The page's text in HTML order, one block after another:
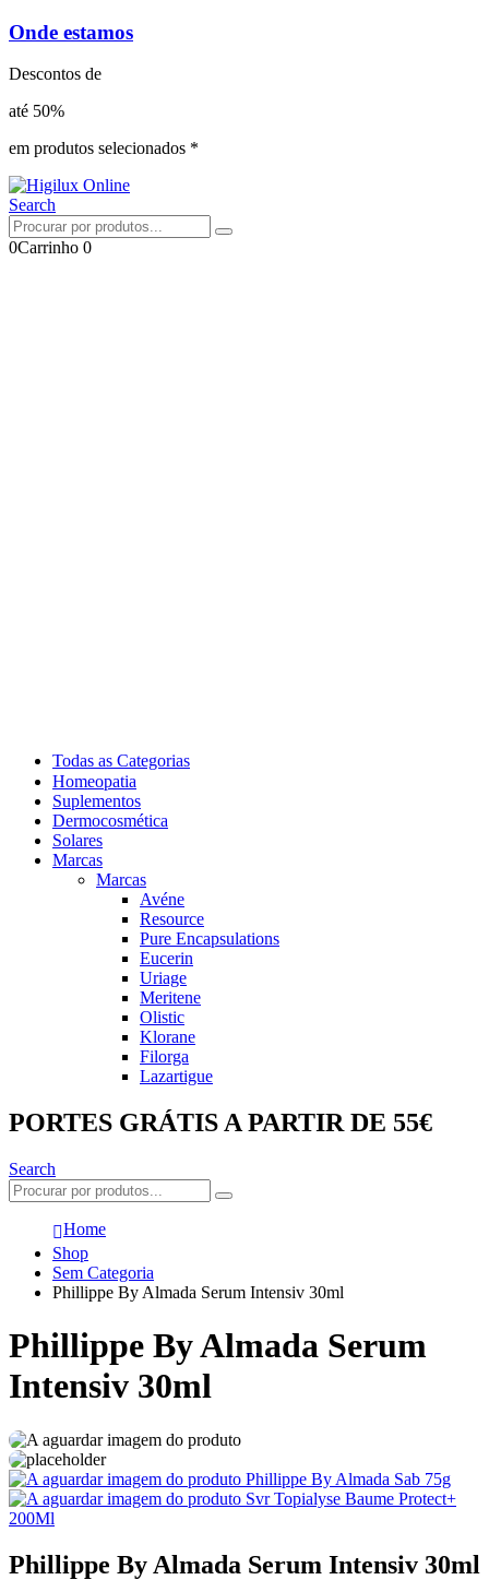
Onde estamos
Descontos de
até 50%
em produtos selecionados *
Search
0Carrinho 0
Todas as Categorias
Homeopatia
Suplementos
Dermocosmética
Solares
Marcas
Marcas
Avéne
Resource
Pure Encapsulations
Eucerin
Uriage
Meritene
Olistic
Klorane
Filorga
Lazartigue
PORTES GRÁTIS A PARTIR DE 55€
Search
Home
Shop
Sem Categoria
Phillippe By Almada Serum Intensiv 30ml
Phillippe By Almada Serum
Intensiv 30ml
Phillippe By Almada Sab 75g
Svr Topialyse Baume Protect+
200Ml
Phillippe By Almada Serum Intensiv 30ml